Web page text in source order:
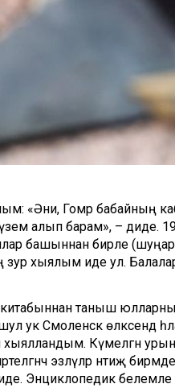
«Әни, Гомәр бабайның
алып барам», – диде.
башыннан бирле
хыялым иде ул.
китабыннан таныш
ук Смоленск өлкәсендә
хыялландым. Күмелгән
эзләүләр нәтиҗә
Энциклопедик белемле